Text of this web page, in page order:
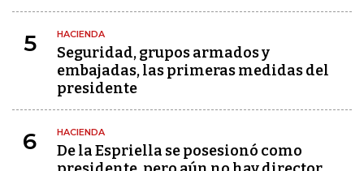
5 HACIENDA
Seguridad, grupos armados y
embajadas, las primeras medidas del
presidente
6 HACIENDA
De la Espriella se posesionó como